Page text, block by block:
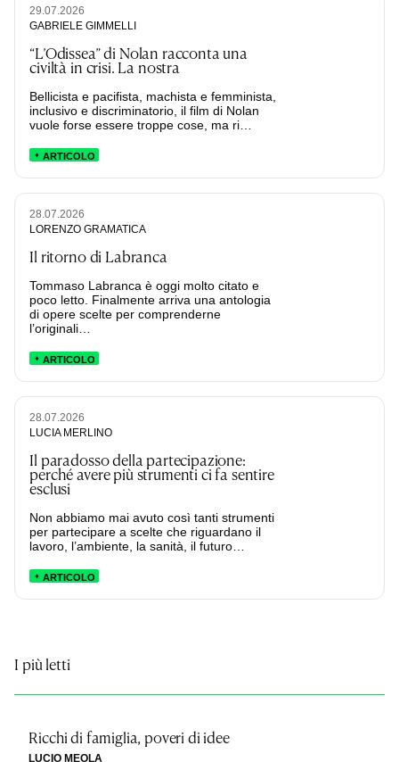
29.07.2026
GABRIELE GIMMELLI
“L’Odissea” di Nolan racconta una
civiltà in crisi. La nostra
Bellicista e pacifista, machista e femminista,
inclusivo e discriminatorio, il film di Nolan
vuole forse essere troppe cose, ma ri…
ARTICOLO
28.07.2026
LORENZO GRAMATICA
Il ritorno di Labranca
Tommaso Labranca è oggi molto citato e
poco letto. Finalmente arriva una antologia
di opere scelte per comprenderne
l’originali…
ARTICOLO
28.07.2026
LUCIA MERLINO
Il paradosso della partecipazione:
perché avere più strumenti ci fa sentire
esclusi
Non abbiamo mai avuto così tanti strumenti
per partecipare a scelte che riguardano il
lavoro, l’ambiente, la sanità, il futuro…
ARTICOLO
I più letti
Ricchi di famiglia, poveri di idee
LUCIO MEOLA